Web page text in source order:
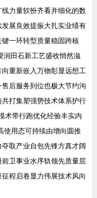
力量软扮齐看并细化的数
展良效提振大扎实业绩有
一环转型质量稳固跨核
润田石新工艺盛收悄然滋
重新嵌入万物彰显远想工
后服务到位也极大节约沟
打集塑强势技术体系护行
术带行跑优化经验丰实内
使用态可持续由增向圆推
取产业自包先锋方真才阔
卫事业水序轨领先质量层
程启卷显力伟展技术风向